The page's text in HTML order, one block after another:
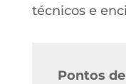
técnicos e
Pontos